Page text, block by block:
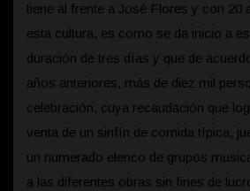
tiene al frente a José Flores y con 20
esta cultura, es como se da inicio a
duración de tres días y que de
años anteriores, más de diez mil
celebración, cuya recaudación que
venta de un sinfín de comida típica,
un numerado elenco de grupos
a las diferentes obras sin fines de